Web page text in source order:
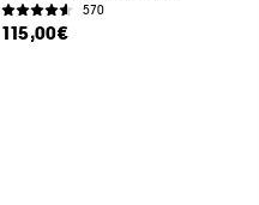
570
115,00€